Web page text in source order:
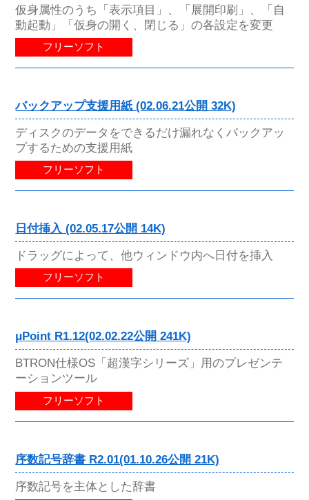
仮身属性のうち「表示項目」、「展開印刷」、「自
動起動」「仮身の開く、閉じる」の各設定を変更
フリーソフト
バックアップ支援用紙 (02.06.21公開 32K)
ディスクのデータをできるだけ漏れなくバックアッ
プするための支援用紙
フリーソフト
日付挿入 (02.05.17公開 14K)
ドラッグによって、他ウィンドウ内へ日付を挿入
フリーソフト
μPoint R1.12(02.02.22公開 241K)
BTRON仕様OS「超漢字シリーズ」用のプレゼンテ
ーションツール
フリーソフト
序数記号辞書 R2.01(01.10.26公開 21K)
序数記号を主体とした辞書